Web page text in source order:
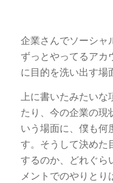
企業さんでソーシャ
ずっとやってるアカ
に目的を洗い出す場
上に書いたみたいな
たり、今の企業の現
いう場面に、僕も何
す。そうして決めた
するのか、どれぐら
メントでのやりと